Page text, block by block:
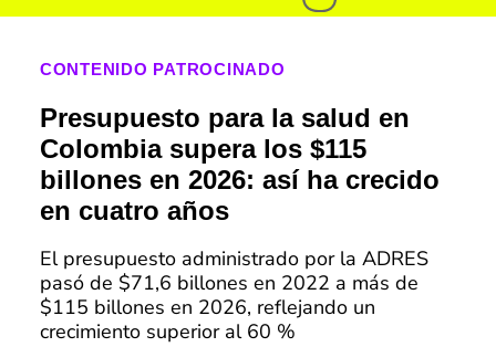
CONTENIDO PATROCINADO
Presupuesto para la salud en
Colombia supera los $115
billones en 2026: así ha crecido
en cuatro años
El presupuesto administrado por la ADRES
pasó de $71,6 billones en 2022 a más de
$115 billones en 2026, reflejando un
crecimiento superior al 60 %